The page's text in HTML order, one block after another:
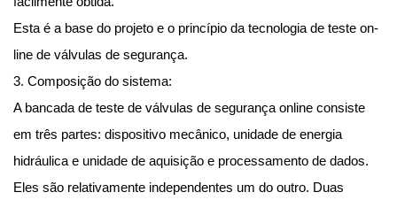
Esta é a base do projeto e o princípio da tecnologia de teste on-
line de válvulas de segurança.
3. Composição do sistema:
A bancada de teste de válvulas de segurança online consiste
em três partes: dispositivo mecânico, unidade de energia
hidráulica e unidade de aquisição e processamento de dados.
Eles são relativamente independentes um do outro. Duas